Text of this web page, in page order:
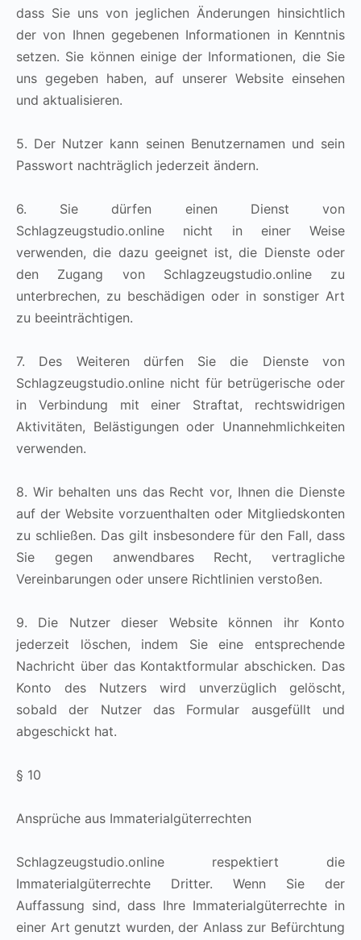
dass Sie uns von jeglichen Änderungen hinsichtlich
der von Ihnen gegebenen Informationen in Kenntnis
setzen. Sie können einige der Informationen, die Sie
uns gegeben haben, auf unserer Website einsehen
und aktualisieren.
5. Der Nutzer kann seinen Benutzernamen und sein
Passwort nachträglich jederzeit ändern.
6. Sie dürfen einen Dienst von
Schlagzeugstudio.online nicht in einer Weise
verwenden, die dazu geeignet ist, die Dienste oder
den Zugang von Schlagzeugstudio.online zu
unterbrechen, zu beschädigen oder in sonstiger Art
zu beeinträchtigen.
7. Des Weiteren dürfen Sie die Dienste von
Schlagzeugstudio.online nicht für betrügerische oder
in Verbindung mit einer Straftat, rechtswidrigen
Aktivitäten, Belästigungen oder Unannehmlichkeiten
verwenden.
8. Wir behalten uns das Recht vor, Ihnen die Dienste
auf der Website vorzuenthalten oder Mitgliedskonten
zu schließen. Das gilt insbesondere für den Fall, dass
Sie gegen anwendbares Recht, vertragliche
Vereinbarungen oder unsere Richtlinien verstoßen.
9. Die Nutzer dieser Website können ihr Konto
jederzeit löschen, indem Sie eine entsprechende
Nachricht über das Kontaktformular abschicken. Das
Konto des Nutzers wird unverzüglich gelöscht,
sobald der Nutzer das Formular ausgefüllt und
abgeschickt hat.
§ 10
Ansprüche aus Immaterialgüterrechten
Schlagzeugstudio.online respektiert die
Immaterialgüterrechte Dritter. Wenn Sie der
Auffassung sind, dass Ihre Immaterialgüterrechte in
einer Art genutzt wurden, der Anlass zur Befürchtung